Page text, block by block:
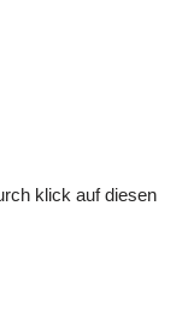
klick auf diesen